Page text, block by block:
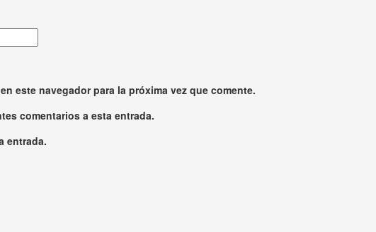
este navegador para la próxima vez que comente.
comentarios a esta entrada.
entrada.